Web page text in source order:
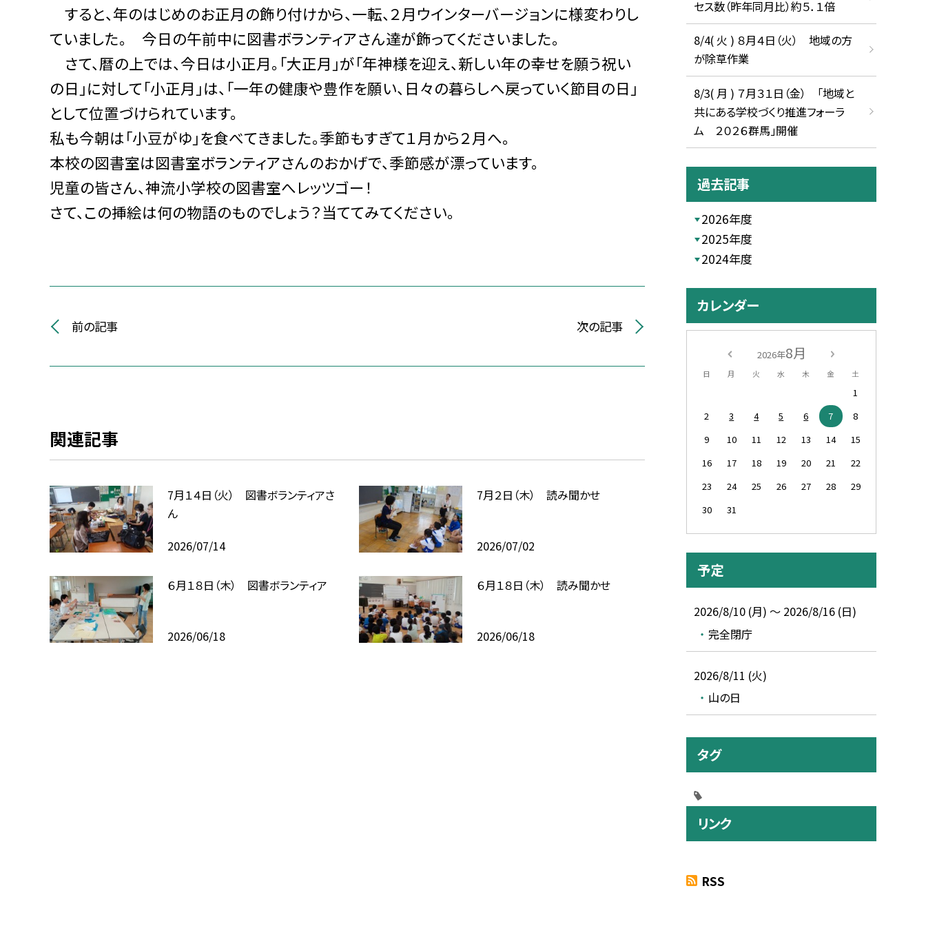
すると、年のはじめのお正月の飾り付けから、一転、２月ウインターバージョンに様変わりし
ていました。 今日の午前中に図書ボランティアさん達が飾ってくださいました。
さて、暦の上では、今日は小正月。「大正月」が「年神様を迎え、新しい年の幸せを願う祝い
の日」に対して「小正月」は、「一年の健康や豊作を願い、日々の暮らしへ戻っていく節目の日」
として位置づけられています。
私も今朝は「小豆がゆ」を食べてきました。季節もすぎて１月から２月へ。
本校の図書室は図書室ボランティアさんのおかげで、季節感が漂っています。
児童の皆さん、神流小学校の図書室へレッツゴー！
さて、この挿絵は何の物語のものでしょう？当ててみてください。
前の記事 次の記事
関連記事
7月１４日（火） 図書ボランティアさ
ん
2026/07/14
7月２日（木） 読み聞かせ
2026/07/02
６月１８日（木） 図書ボランティア
2026/06/18
６月１８日（木） 読み聞かせ
2026/06/18
セス数（昨年同月比）約５．１倍
8/4( 火 ) ８月４日（火） 地域の方
が除草作業
8/3( 月 ) ７月３１日（金） 「地域と
共にある学校づくり推進フォーラ
ム ２０２６群馬」開催
過去記事
2026年度
2025年度
2024年度
カレンダー
2026年8月
日 月 火 水 木 金 土
1
2
3 4 5 6 7
8
9
10 11 12 13 14
15
16
17 18 19 20 21
22
23
24 25 26 27 28
29
30
31
予定
2026/8/10 (月) ～ 2026/8/16 (日)
完全閉庁
2026/8/11 (火)
山の日
タグ
リンク
RSS